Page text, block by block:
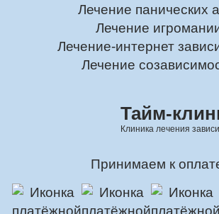
Лечение панических
Лечение
Лечение-интернет
Лечение
Тайм-
Клиника лечения
Принимаем к